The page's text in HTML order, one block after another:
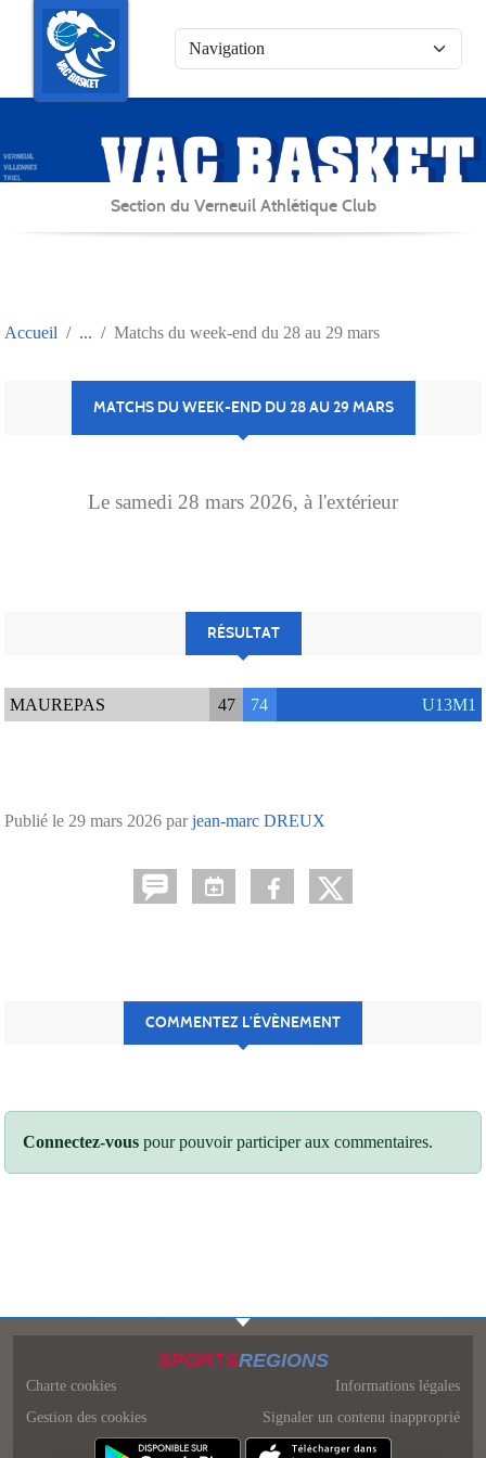
Section du Verneuil Athlétique Club
Accueil Matchs du week-end du 28 au 29 mars
MATCHS DU WEEK-END DU 28 AU 29 MARS
Le samedi 28 mars 2026, à l'extérieur
RÉSULTAT
MAUREPAS 47 74 U13M1
Publié le 29 mars 2026 parjean-marc DREUX
COMMENTEZ L’ÉVÈNEMENT
Connectez-vous pour pouvoir participer aux commentaires.
SPORTSREGIONS
Charte cookies
Gestion des cookies
Informations légales
Signaler un contenu inapproprié
Panneau de gestion des cookies